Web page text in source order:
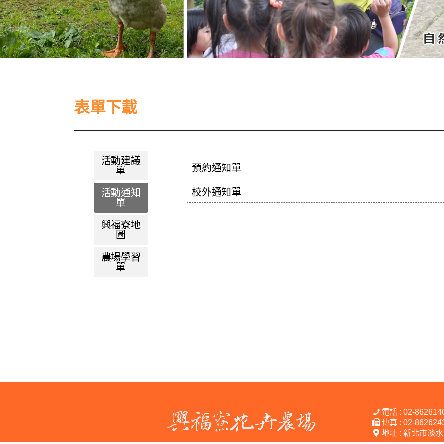
表單下載
活動建議
單
活動通知
單
興福寮地
圖
農場學習
單
預約通知單
校外通知單
電話 : 02-
傳真 : 02-
地址 : 新北市淡